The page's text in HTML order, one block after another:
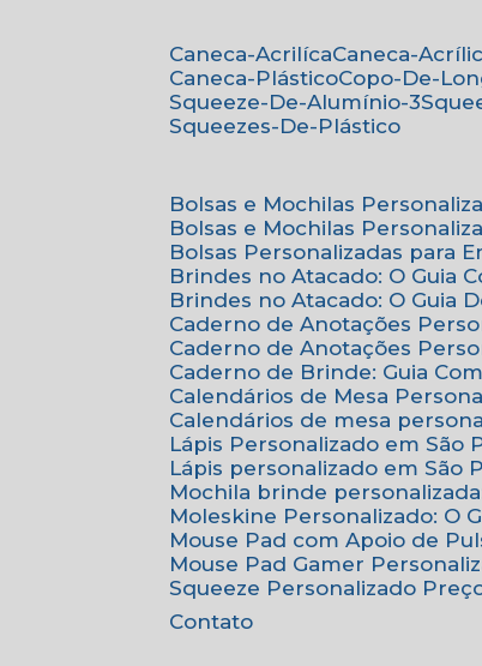
Caneca-Acrilíca
Caneca-
Caneca-Plástico
Copo-De-
Squeeze-De-Alumínio-3
Squeezes-De-Plástico
Bolsas e Mochilas
Bolsas e Mochilas
Bolsas Personalizadas para
Brindes no Atacado: O
Brindes no Atacado: O Guia
Caderno de Anotações
Caderno de Anotações
Caderno de Brinde: Guia
Calendários de Mesa
Calendários de mesa
Lápis Personalizado em
Lápis personalizado em
Mochila brinde
Moleskine Personalizado: O
Mouse Pad com Apoio de
Mouse Pad Gamer
Squeeze Personalizado
Contato